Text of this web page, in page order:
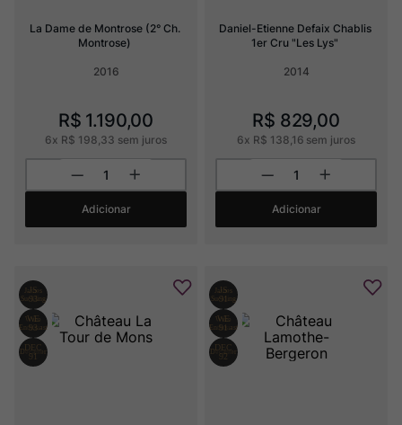
La Dame de Montrose (2° Ch.
Montrose)
2016
R$ 1.190,00
6x R$ 198 33 sem juros
Adicionar
Daniel-Etienne Defaix Chablis
1er Cru "Les Lys"
2014
R$ 829,00
6x R$ 138 16 sem juros
Adicionar